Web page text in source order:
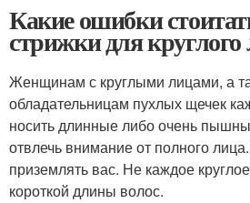
Какие ошибки
стрижки для
Женщинам с круглыми лицами, а
обладательницам пухлых щечек
носить длинные либо очень
отвлечь внимание от полного
приземлять вас. Не каждое
короткой длины волос.